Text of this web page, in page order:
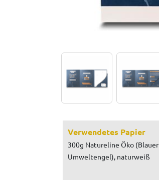
Verwendetes Papier
300g Natureline Öko (Blauer
Umweltengel), naturweiß